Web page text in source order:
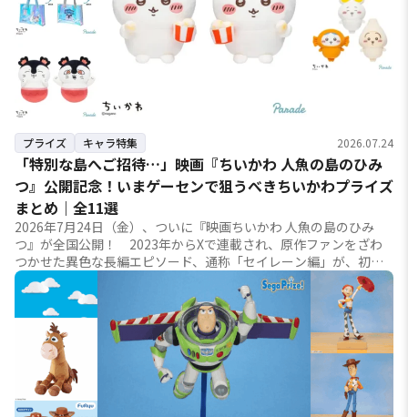
プライズ キャラ特集 2026.07.24
「特別な島へご招待…」映画『ちいかわ 人魚の島のひみ
つ』公開記念！いまゲーセンで狙うべきちいかわプライズ
まとめ｜全11選
2026年7月24日（金）、ついに『映画ちいかわ 人魚の島のひみ
つ』が全国公開！ 2023年からXで連載され、原作ファンをざわ
つかせた異色な長編エピソード、通称「セイレーン編」が、初の
劇場アニメとしてスクリーンに登場！ ...